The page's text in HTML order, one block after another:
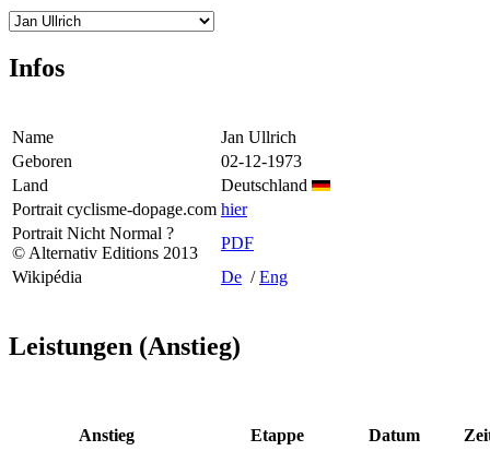
Infos
Name
Jan Ullrich
Geboren
02-12-1973
Land
Deutschland
Portrait cyclisme-dopage.com hier
Portrait Nicht Normal ?
© Alternativ Editions 2013
PDF
Wikipédia
De /Eng
Leistungen (Anstieg)
Anstieg Etappe Datum